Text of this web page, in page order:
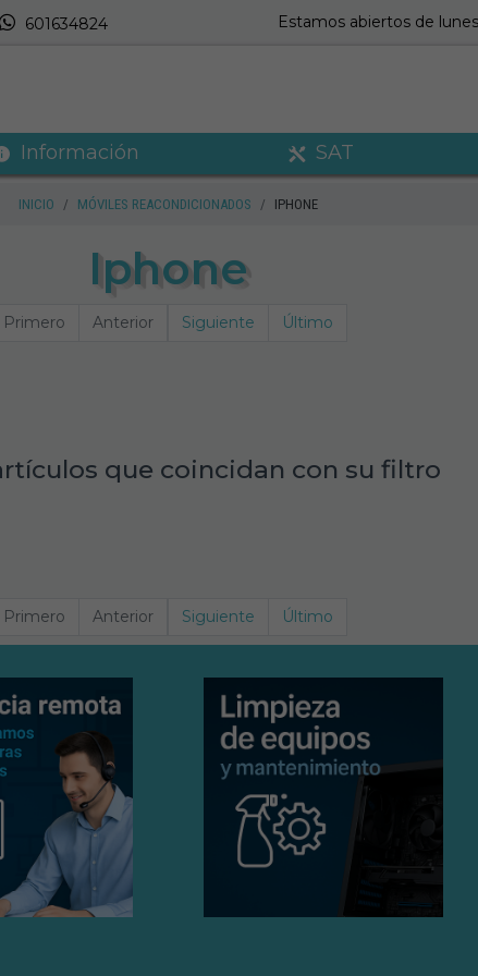
601634824 Estamos abiertos de
Información SAT
INICIO MÓVILES REACONDICIONADOS IPHONE
Iphone
Primero Anterior Siguiente Último
que coincidan con su filtro
Primero Anterior Siguiente Último